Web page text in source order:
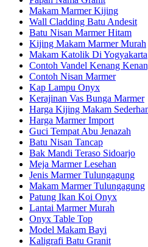
Makam Marmer Kijing
Wall Cladding Batu Andesit
Batu Nisan Marmer Hitam
Kijing Makam Marmer Murah
Makam Katolik Di Yogyakarta
Contoh Vandel Kenang
Contoh Nisan Marmer
Kap Lampu Onyx
Kerajinan Vas Bunga Marmer
Harga Kijing Makam
Harga Marmer Import
Guci Tempat Abu Jenazah
Batu Nisan Tancap
Bak Mandi Teraso Sidoarjo
Meja Marmer Lesehan
Jenis Marmer Tulungagung
Makam Marmer Tulungagung
Patung Ikan Koi Onyx
Lantai Marmer Murah
Onyx Table Top
Model Makam Bayi
Kaligrafi Batu Granit